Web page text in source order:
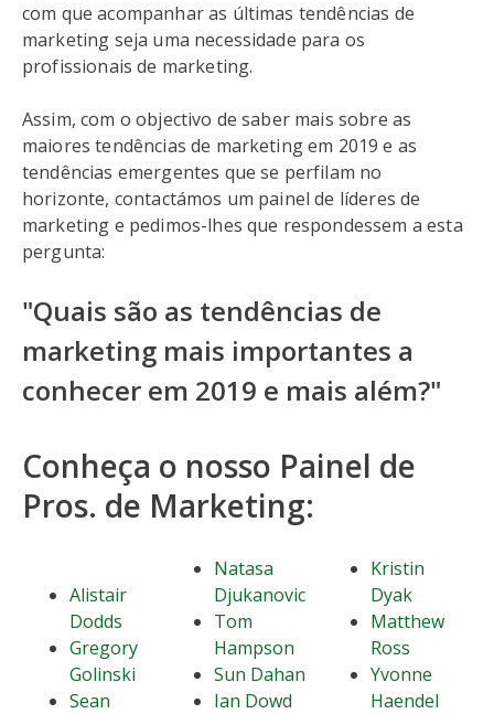
com que acompanhar as últimas tendências de
marketing seja uma necessidade para os
profissionais de marketing.
Assim, com o objectivo de saber mais sobre as
maiores tendências de marketing em 2019 e as
tendências emergentes que se perfilam no
horizonte, contactámos um painel de líderes de
marketing e pedimos-lhes que respondessem a esta
pergunta:
"Quais são as tendências de
marketing mais importantes a
conhecer em 2019 e mais além?"
Conheça o nosso Painel de
Pros. de Marketing:
Alistair
Dodds
Gregory
Golinski
Sean
Natasa
Djukanovic
Tom
Hampson
Sun Dahan
Ian Dowd
Kristin
Dyak
Matthew
Ross
Yvonne
Haendel